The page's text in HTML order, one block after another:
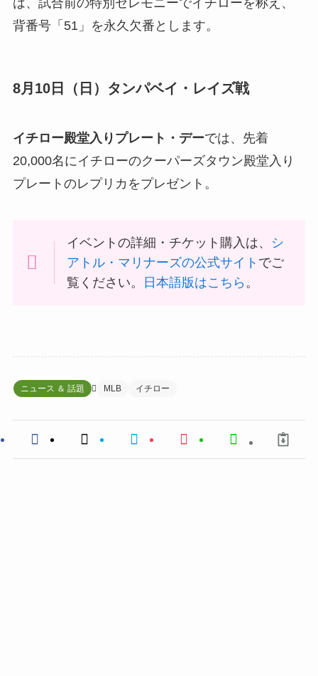
は、試合前の特別セレモニーでイチローを称え、
背番号「51」を永久欠番とします。
8月10日（日） タンパベイ・レイズ戦
イチロー殿堂入りプレート・デーでは、先着
20,000名にイチローのクーパーズタウン殿堂入り
プレートのレプリカをプレゼント。
イベントの詳細・チケット購入は、 シ
アトル・マリナーズの公式サイト でご
覧ください。
日本語版はこちら 。
ニュース ＆ 話題 MLB イチロー